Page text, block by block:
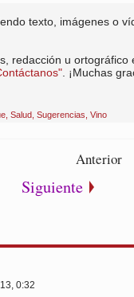
texto, imágenes o
redacción u
. ¡Muchas
Salud Sugerencias Vino
Anterior
Siguiente
0:32